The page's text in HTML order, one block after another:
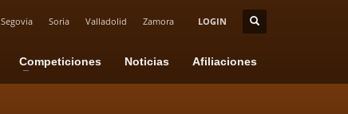
Segovia Soria Valladolid Zamora LOGIN
Competiciones Noticias Afiliaciones